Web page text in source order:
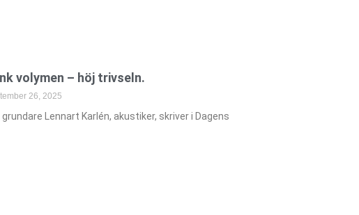
volymen – höj trivseln.
26, 2025
grundare Lennart Karlén, akustiker, skriver i Dagens